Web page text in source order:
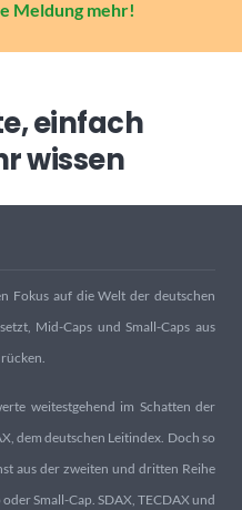
Meldung mehr!
einfach
wissen
Fokus auf die Welt der deutschen
Mid-Caps und Small-Caps aus
weitestgehend im Schatten der
dem deutschen Leitindex. Doch so
aus der zweiten und dritten Reihe
Small-Cap. SDAX, TECDAX und